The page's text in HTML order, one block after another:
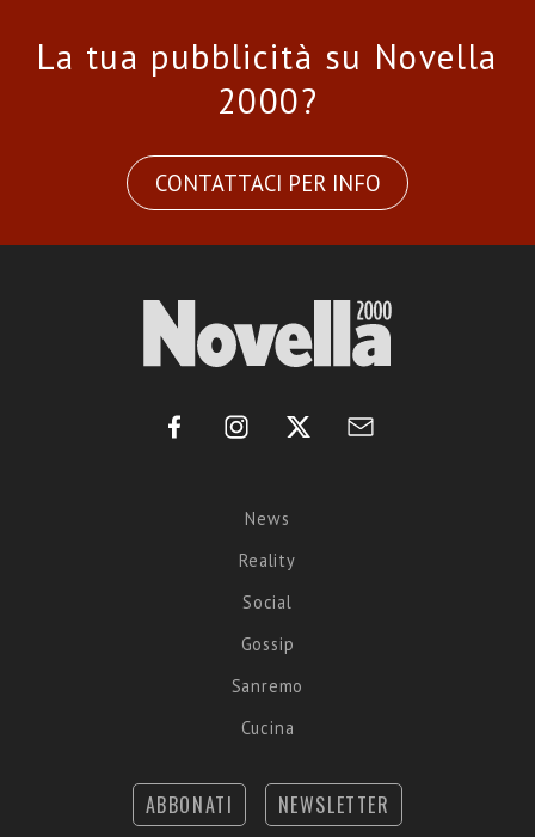
La tua pubblicità su Novella
2000?
CONTATTACI PER INFO
News
Reality
Social
Gossip
Sanremo
Cucina
ABBONATI NEWSLETTER